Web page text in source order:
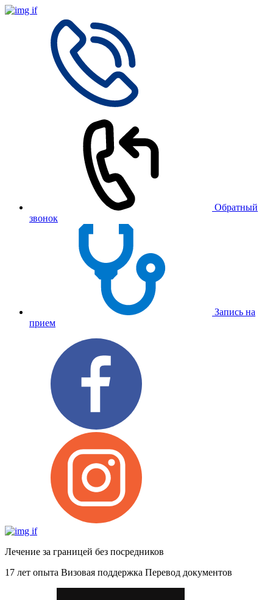
Обратный
звонок
Запись на
прием
Лечение за границей без посредников
17 лет опыта Визовая поддержка Перевод документов